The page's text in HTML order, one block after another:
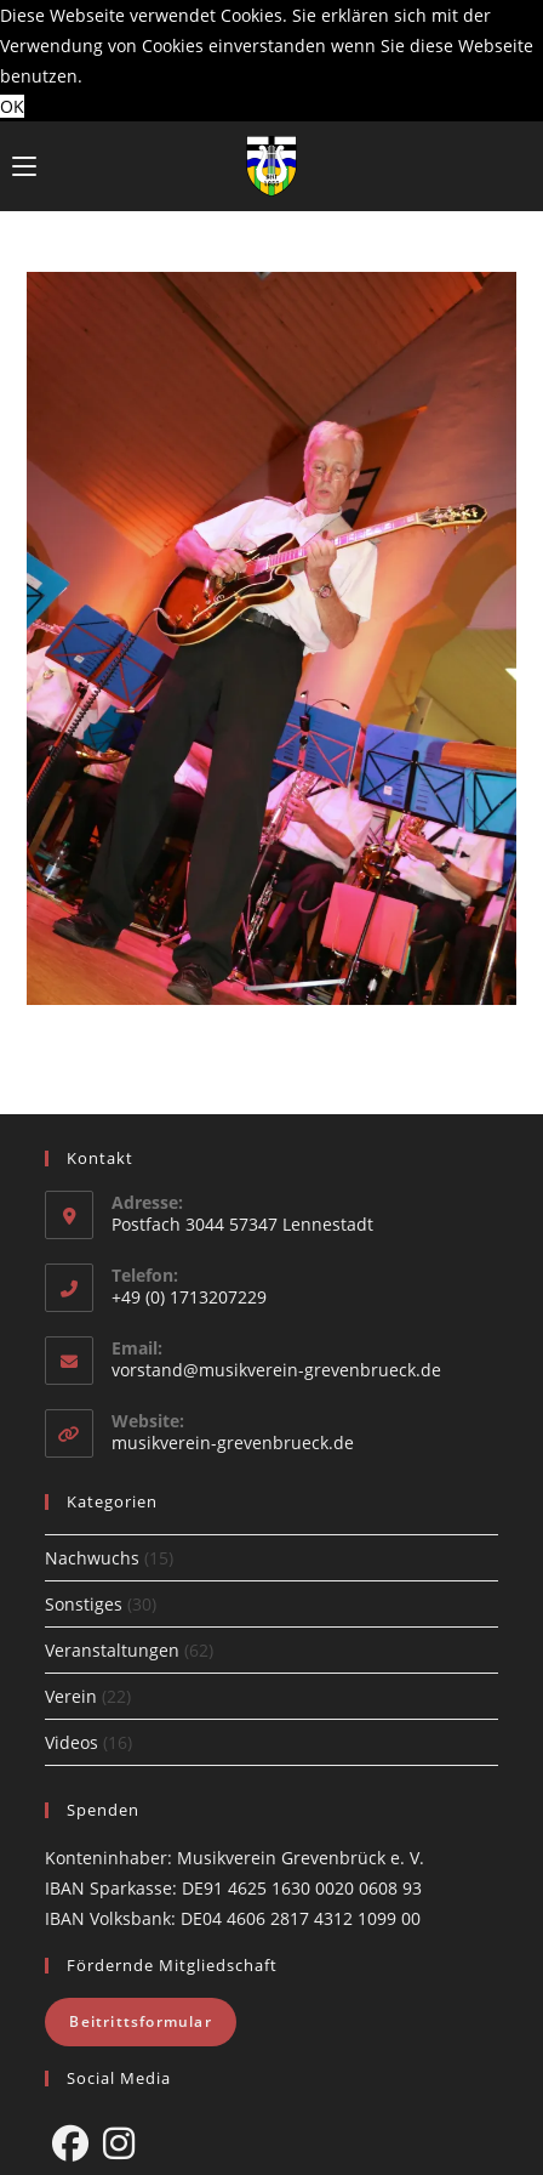
Diese Webseite verwendet Cookies. Sie erklären sich mit der
Verwendung von Cookies einverstanden wenn Sie diese Webseite
benutzen.
OK
Inhalt
Kontakt
Adresse:
Postfach 3044 57347 Lennestadt
in
new
tab
Telefon:
+49 (0) 1713207229
in
your
application
Email:
vorstand@musikverein-grevenbrueck.de
Website:
musikverein-grevenbrueck.de
tab
Kategorien
Nachwuchs (15)
Sonstiges (30)
Veranstaltungen (62)
Verein (22)
Videos (16)
Spenden
Konteninhaber: Musikverein Grevenbrück e. V.
IBAN Sparkasse: DE91 4625 1630 0020 0608 93
IBAN Volksbank: DE04 4606 2817 4312 1099 00
Fördernde Mitgliedschaft
Beitrittsformular
Social Media